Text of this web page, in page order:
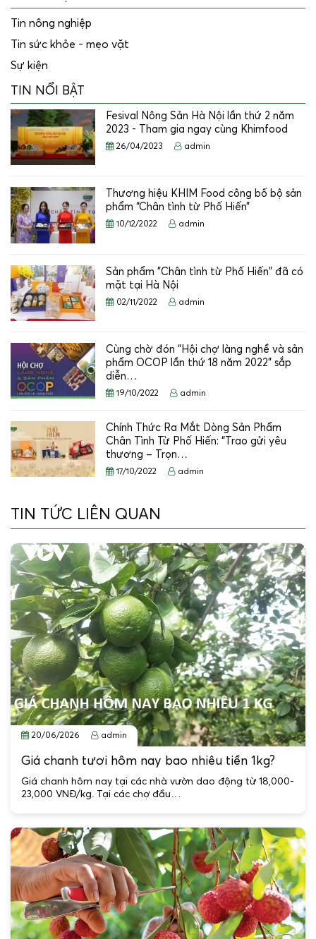
Tin nông nghiệp
Tin sức khỏe - mẹo vặt
Sự kiện
TIN NỔI BẬT
Fesival Nông Sản Hà Nội lần thứ 2 năm
2023 - Tham gia ngay cùng Khimfood
26/04/2023 admin
Thương hiệu KHIM Food công bố bộ sản
phẩm “Chân tình từ Phố Hiến”
10/12/2022 admin
Sản phẩm "Chân tình từ Phố Hiến" đã có
mặt tại Hà Nội
02/11/2022 admin
Cùng chờ đón “Hội chợ làng nghề và sản
phẩm OCOP lần thứ 18 năm 2022” sắp
diễn…
19/10/2022 admin
Chính Thức Ra Mắt Dòng Sản Phẩm
Chân Tình Từ Phố Hiến: “Trao gửi yêu
thương – Trọn…
17/10/2022 admin
TIN TỨC LIÊN QUAN
20/06/2026 admin
Giá chanh tươi hôm nay bao nhiêu tiền 1kg?
Giá chanh hôm nay tại các nhà vườn dao động từ 18,000-
23,000 VNĐ/kg. Tại các chợ đầu…